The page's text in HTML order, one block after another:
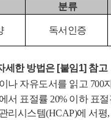
분류
독서인증
세한 방법은 [붙임1] 참고
나 자유도서를 읽고 700
서 표절률 20% 이하 표
리시스템(HCAP)에 서